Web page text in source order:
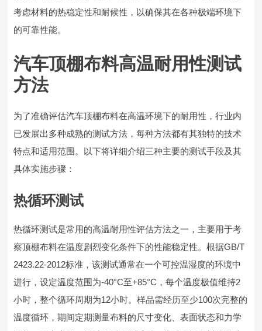
考虑材料的热稳定性和耐候性，以确保其在各种极端环境下
的可靠性能。
汽车顶棚布料高温耐用性测试
方法
为了准确评估汽车顶棚布料在高温环境下的耐用性，行业内
已发展出多种成熟的测试方法，每种方法都有其独特的技术
特点和适用范围。以下将详细介绍三种主要的测试手段及其
具体实施步骤：
热循环测试
热循环测试是常用的高温耐用性评估方法之一，主要用于考
察顶棚布料在温度剧烈变化条件下的性能稳定性。根据GB/T
2423.22-2012标准，该测试通常在一个可控温湿度的环境中
进行，设定温度范围为-40°C至+85°C，每个温度极值维持2
小时，整个循环周期为12小时。样品需经历至少100次完整的
温度循环，期间定期测量布料的尺寸变化、表面状态和力学